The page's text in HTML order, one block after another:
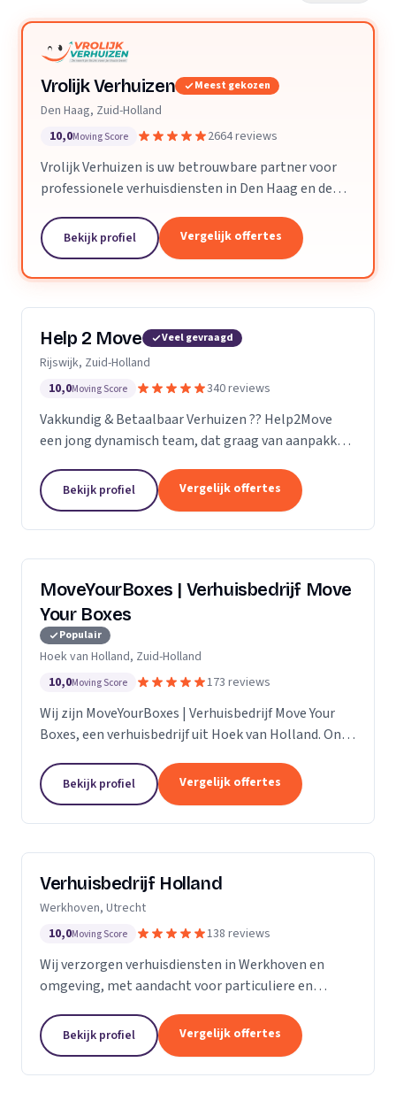
Vrolijk Verhuizen Meest gekozen
Den Haag, Zuid-Holland
10,0Moving Score 2664 reviews
Vrolijk Verhuizen is uw betrouwbare partner voor
professionele verhuisdiensten in Den Haag en de
ervaring en een toegewijd team zorgen wij ervoor
dat uw verhuizing soepel en zorgeloos verloopt.
Bekijk profiel Vergelijk offertes
Help 2 Move Veel gevraagd
Rijswijk, Zuid-Holland
10,0Moving Score 340 reviews
Vakkundig & Betaalbaar Verhuizen ?? Help2Move
een jong dynamisch team, dat graag van aanpakken
Vraag naar de mogelijkheden.
Bekijk profiel Vergelijk offertes
MoveYourBoxes | Verhuisbedrijf Move
Your Boxes
Populair
Hoek van Holland, Zuid-Holland
10,0Moving Score 173 reviews
Wij zijn MoveYourBoxes | Verhuisbedrijf Move Your
Boxes, een verhuisbedrijf uit Hoek van Holland. Ons
Bekijk profiel Vergelijk offertes
Verhuisbedrijf Holland
Werkhoven, Utrecht
10,0Moving Score 138 reviews
Wij verzorgen verhuisdiensten in Werkhoven en
omgeving, met aandacht voor particuliere en
Bekijk profiel Vergelijk offertes